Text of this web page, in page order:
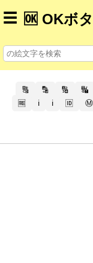
☰ 🆗 OKボ
🔠 🔡 🔢 🔣
🆓
ℹ️ ℹ 🆔 Ⓜ️